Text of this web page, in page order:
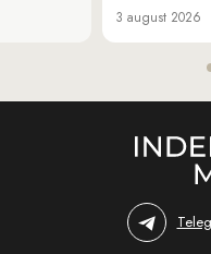
3 august 2026